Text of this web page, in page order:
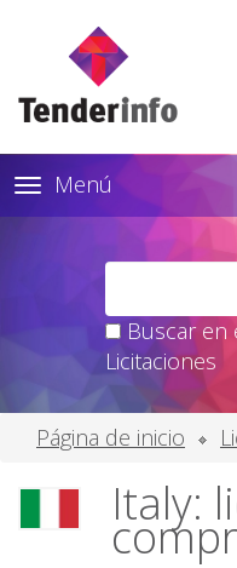
Toggle
navigation
Menú
Buscar en
Licitaciones
Página de inicio
Italy: